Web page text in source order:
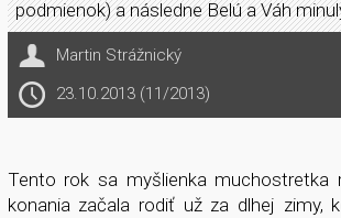
podmienok) a následne Belú a Váh
Martin Strážnický
23.10.2013 (11/2013)
Tento rok sa myšlienka muchostretka
konania začala rodiť už za dlhej zimy,